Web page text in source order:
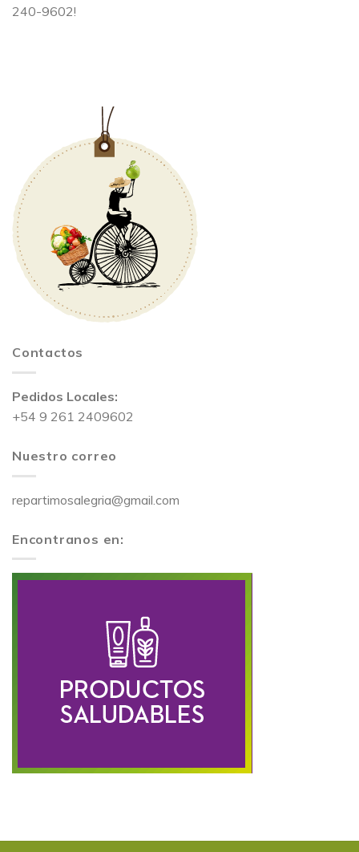
240-9602!​
Contactos
Pedidos Locales:
+54 9 261 2409602
Nuestro correo
repartimosalegria@gmail.com
Encontranos en: